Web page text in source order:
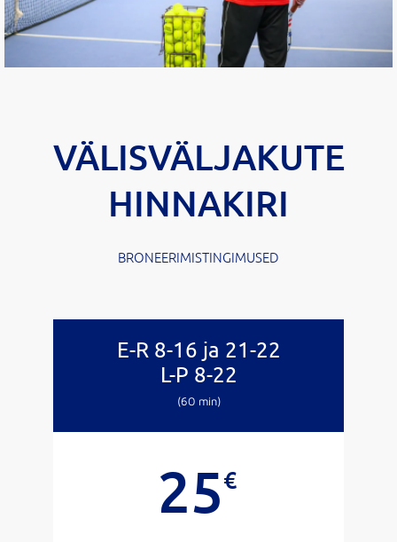
Kvaliteetne tenniseõpe erineval tasemel mängijatele
VAATA
VÄLISVÄLJAKUTE
HINNAKIRI
BRONEERIMISTINGIMUSED
E-R 8-16 ja 21-22
L-P 8-22
(60 min)
25€